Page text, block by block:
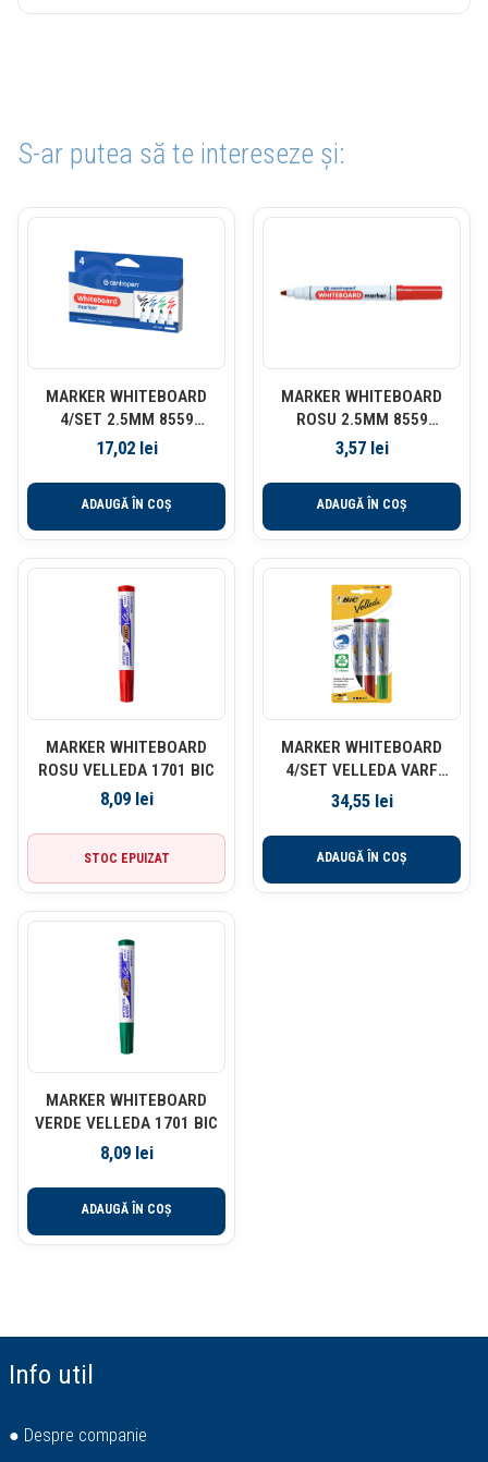
S-ar putea să te intereseze și:
MARKER WHITEBOARD
4/SET 2.5MM 8559
CENTROPEN
17,02 lei
ADAUGĂ ÎN COȘ
MARKER WHITEBOARD
ROSU 2.5MM 8559
CENTROPEN
3,57 lei
ADAUGĂ ÎN COȘ
MARKER WHITEBOARD
ROSU VELLEDA 1701 BIC
8,09 lei
STOC EPUIZAT
MARKER WHITEBOARD
4/SET VELLEDA VARF
ROTUND 1701 BIC
34,55 lei
ADAUGĂ ÎN COȘ
MARKER WHITEBOARD
VERDE VELLEDA 1701 BIC
8,09 lei
ADAUGĂ ÎN COȘ
Info util
● Despre companie